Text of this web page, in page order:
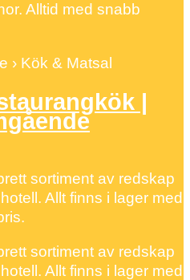
Alltid med snabb
› Kök & Matsal
|
sortiment av redskap
Allt finns i lager med
sortiment av redskap
Allt finns i lager med